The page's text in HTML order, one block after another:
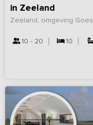
in Zeeland
Zeeland, omgeving Goes
10 - 20 10